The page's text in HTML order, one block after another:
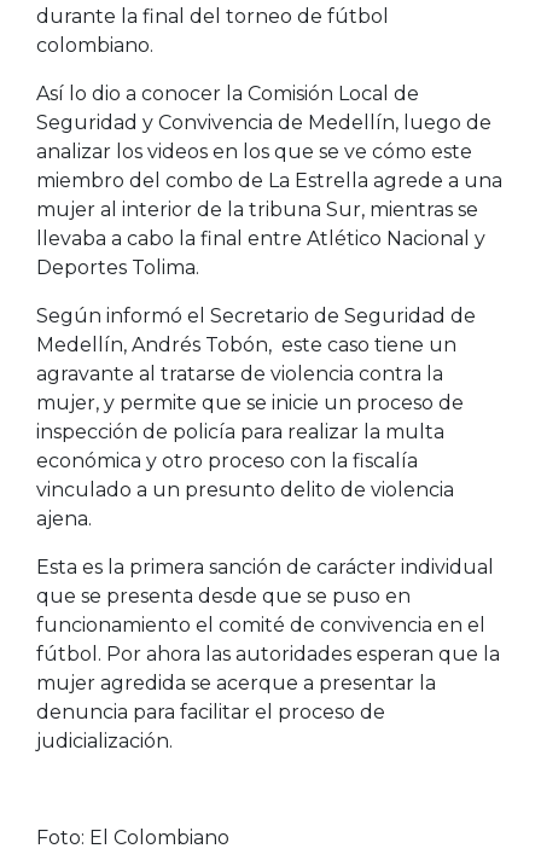
durante la final del torneo de fútbol
colombiano.
Así lo dio a conocer la Comisión Local de
Seguridad y Convivencia de Medellín, luego de
analizar los videos en los que se ve cómo este
miembro del combo de La Estrella agrede a una
mujer al interior de la tribuna Sur, mientras se
llevaba a cabo la final entre Atlético Nacional y
Deportes Tolima.
Según informó el Secretario de Seguridad de
Medellín, Andrés Tobón, este caso tiene un
agravante al tratarse de violencia contra la
mujer, y permite que se inicie un proceso de
inspección de policía para realizar la multa
económica y otro proceso con la fiscalía
vinculado a un presunto delito de violencia
ajena.
Esta es la primera sanción de carácter individual
que se presenta desde que se puso en
funcionamiento el comité de convivencia en el
fútbol. Por ahora las autoridades esperan que la
mujer agredida se acerque a presentar la
denuncia para facilitar el proceso de
judicialización.
Foto: El Colombiano